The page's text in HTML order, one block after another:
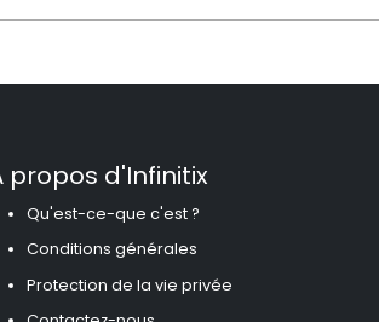
propos d'Infinitix
Qu'est-ce-que c'est ?
Conditions générales
Protection de la vie privée